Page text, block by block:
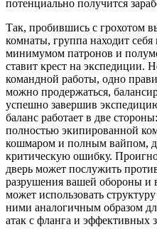
потенциально получится
Так, пробившись с грохотом
комнаты, группа находит
минимумом патронов и
ставит крест на экспедиции.
командной работы, одно
можно продержаться,
успешно завершив
баланс работает в две
полностью экипированной
кошмаром и полным вайпом,
критическую ошибку.
дверь может послужить
разрушения вашей обороны и
может использовать
ними аналогичным образом
атак с фланга и эффективных